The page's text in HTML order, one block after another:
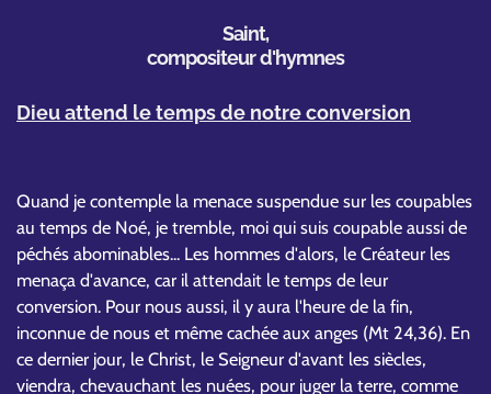
Saint,
compositeur d'hymnes
Dieu attend le temps de notre conversion
Quand je contemple la menace suspendue sur les coupables
au temps de Noé, je tremble, moi qui suis coupable aussi de
péchés abominables... Les hommes d'alors, le Créateur les
menaça d'avance, car il attendait le temps de leur
conversion. Pour nous aussi, il y aura l'heure de la fin,
inconnue de nous et même cachée aux anges (Mt 24,36). En
ce dernier jour, le Christ, le Seigneur d'avant les siècles,
viendra, chevauchant les nuées, pour juger la terre, comme